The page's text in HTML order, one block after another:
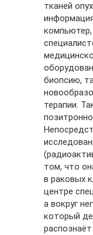
тканей
биопсию,
терапии.
том, что
в раковых
центре
а вокруг
который